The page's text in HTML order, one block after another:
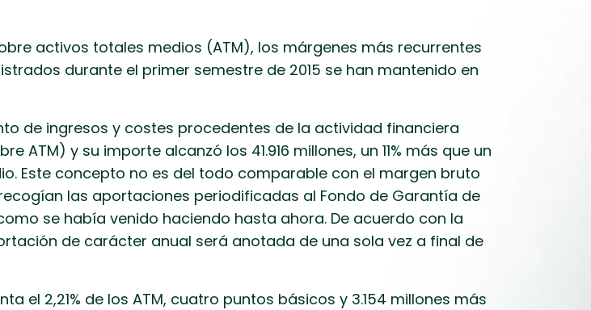
activos totales medios (ATM), los márgenes más recurrentes
durante el primer semestre de 2015 se han mantenido en
de ingresos y costes procedentes de la actividad financiera
y su importe alcanzó los 41.916 millones, un 11% más que un
Este concepto no es del todo comparable con el margen bruto
las aportaciones periodificadas al Fondo de Garantía de
se había venido haciendo hasta ahora. De acuerdo con la
de carácter anual será anotada de una sola vez a final de
el 2,21% de los ATM, cuatro puntos básicos y 3.154 millones más